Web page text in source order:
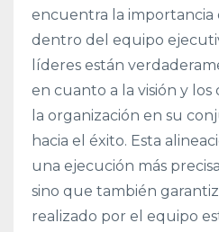
encuentra la importancia
dentro del equipo
líderes están
en cuanto a la visión y los
la organización en su
hacia el éxito. Esta
una ejecución más
sino que también
realizado por el equipo